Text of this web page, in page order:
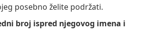
posebno želite podržati.
broj ispred njegovog imena i